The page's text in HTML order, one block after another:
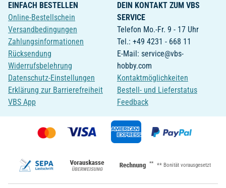
EINFACH BESTELLEN
Online-Bestellschein
Versandbedingungen
Zahlungsinformationen
Rücksendung
Widerrufsbelehrung
Datenschutz-Einstellungen
Erklärung zur Barrierefreiheit
VBS App
DEIN KONTAKT ZUM VBS
SERVICE
Telefon Mo.-Fr. 9 - 17 Uhr
Tel.: +49 4231 - 668 11
E-Mail: service@vbs-
hobby.com
Kontaktmöglichkeiten
Bestell- und Lieferstatus
Feedback
** ** Bonität vorausgesetzt